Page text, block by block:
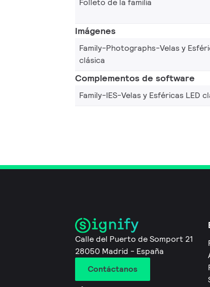
Imágenes
Family-Photographs-Velas y
clásica
Complementos de software
Family-IES-Velas y Esféricas LED
Calle del Puerto de Somport 21
28050 Madrid - España
Contáctanos